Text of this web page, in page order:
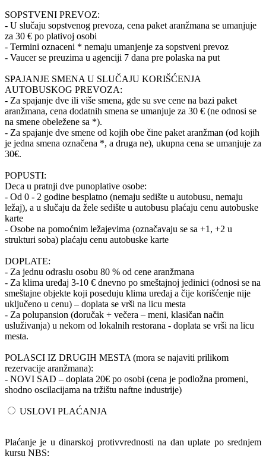
SOPSTVENI PREVOZ:
- U slučaju sopstvenog prevoza, cena paket aranžmana se umanjuje
za 30 € po plativoj osobi
- Termini oznaceni * nemaju umanjenje za sopstveni prevoz
- Vaucer se preuzima u agenciji 7 dana pre polaska na put
SPAJANJE SMENA U SLUČAJU KORIŠĆENJA
AUTOBUSKOG PREVOZA:
- Za spajanje dve ili više smena, gde su sve cene na bazi paket
aranžmana, cena dodatnih smena se umanjuje za 30 € (ne odnosi se
na smene obeležene sa *).
- Za spajanje dve smene od kojih obe čine paket aranžman (od kojih
je jedna smena označena *, a druga ne), ukupna cena se umanjuje za
30€.
POPUSTI:
Deca u pratnji dve punoplative osobe:
- Od 0 - 2 godine besplatno (nemaju sedište u autobusu, nemaju
ležaj), a u slučaju da žele sedište u autobusu plaćaju cenu autobuske
karte
- Osobe na pomoćnim ležajevima (označavaju se sa +1, +2 u
strukturi soba) plaćaju cenu autobuske karte
DOPLATE:
- Za jednu odraslu osobu 80 % od cene aranžmana
- Za klima uređaj 3-10 € dnevno po smeštajnoj jedinici (odnosi se na
smeštajne objekte koji poseduju klima uređaj a čije korišćenje nije
uključeno u cenu) – doplata se vrši na licu mesta
- Za polupansion (doručak + večera – meni, klasičan način
usluživanja) u nekom od lokalnih restorana - doplata se vrši na licu
mesta.
POLASCI IZ DRUGIH MESTA (mora se najaviti prilikom
rezervacije aranžmana):
- NOVI SAD – doplata 20€ po osobi (cena je podložna promeni,
shodno oscilacijama na tržištu naftne industrije)
USLOVI PLAĆANJA
Plaćanje je u dinarskoj protivvrednosti na dan uplate po srednjem
kursu NBS: